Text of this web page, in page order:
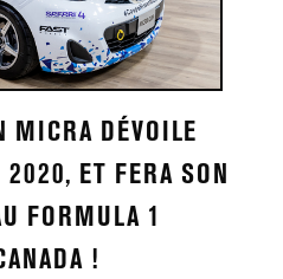
MICRA DÉVOILE
ET FERA SON
FORMULA 1
!